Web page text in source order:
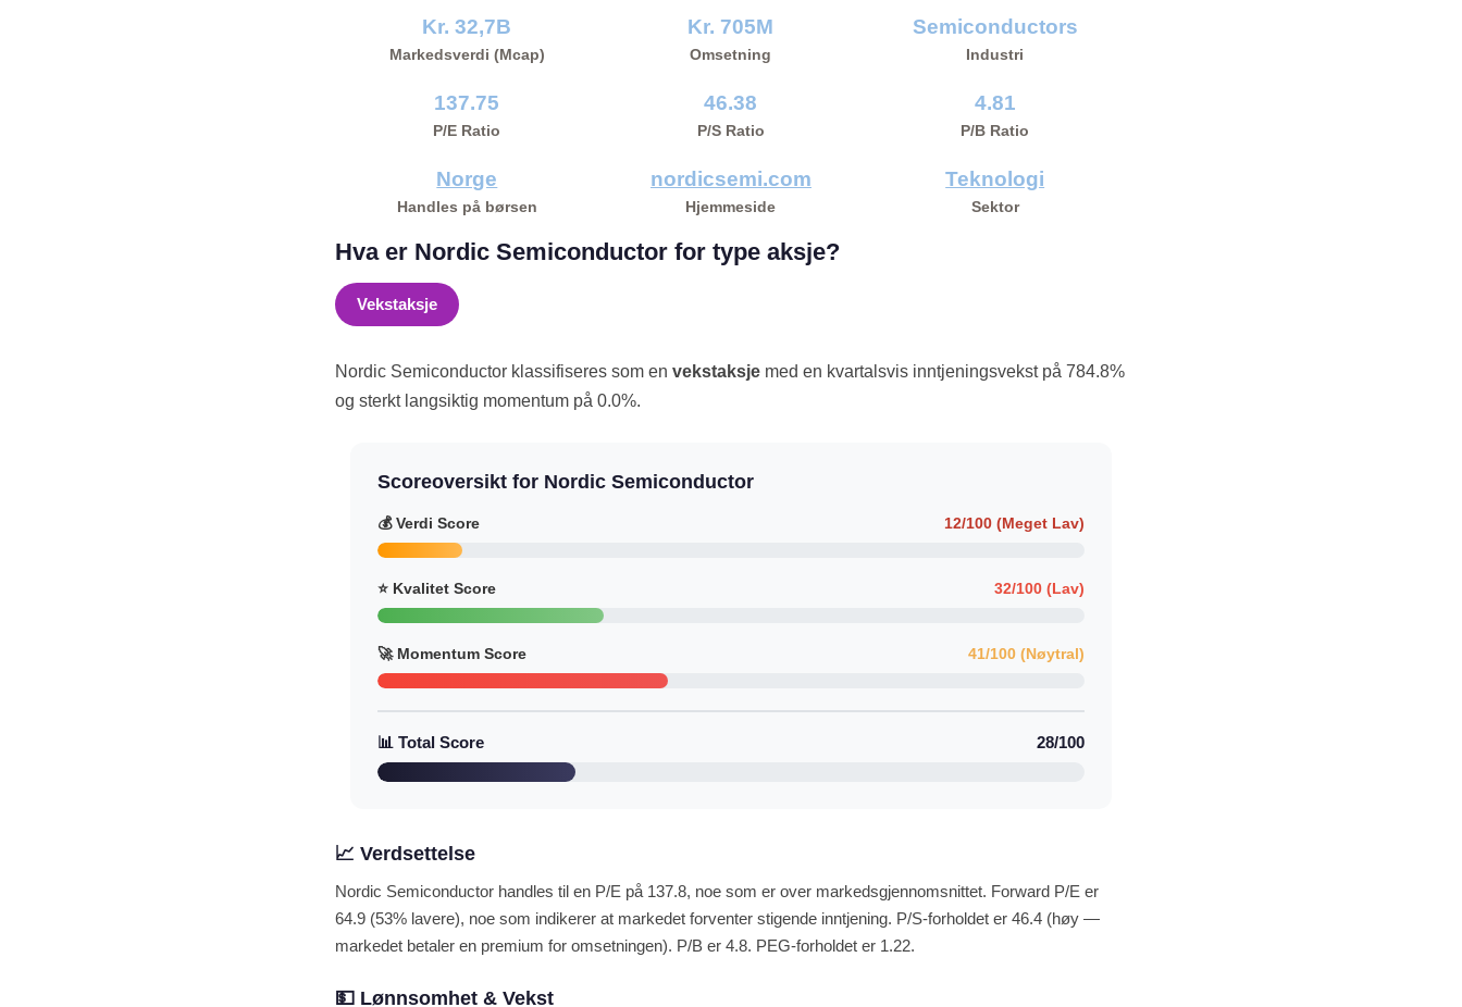
Kr. 32,7B
Markedsverdi (Mcap)
Kr. 705M
Omsetning
Semiconductors
Industri
137.75
P/E Ratio
46.38
P/S Ratio
4.81
P/B Ratio
Norge
Handles på børsen
nordicsemi.com
Hjemmeside
Teknologi
Sektor
Hva er Nordic Semiconductor for type aksje?
Vekstaksje
Nordic Semiconductor klassifiseres som en vekstaksje med en kvartalsvis inntjeningsvekst på 784.8%
og sterkt langsiktig momentum på 0.0%.
Scoreoversikt for Nordic Semiconductor
💰 Verdi Score 12/100 (Meget Lav)
⭐ Kvalitet Score 32/100 (Lav)
🚀 Momentum Score 41/100 (Nøytral)
📊 Total Score 28/100
📈 Verdsettelse
Nordic Semiconductor handles til en P/E på 137.8, noe som er over markedsgjennomsnittet. Forward P/E er
64.9 (53% lavere), noe som indikerer at markedet forventer stigende inntjening. P/S-forholdet er 46.4 (høy —
markedet betaler en premium for omsetningen). P/B er 4.8. PEG-forholdet er 1.22.
💵 Lønnsomhet & Vekst